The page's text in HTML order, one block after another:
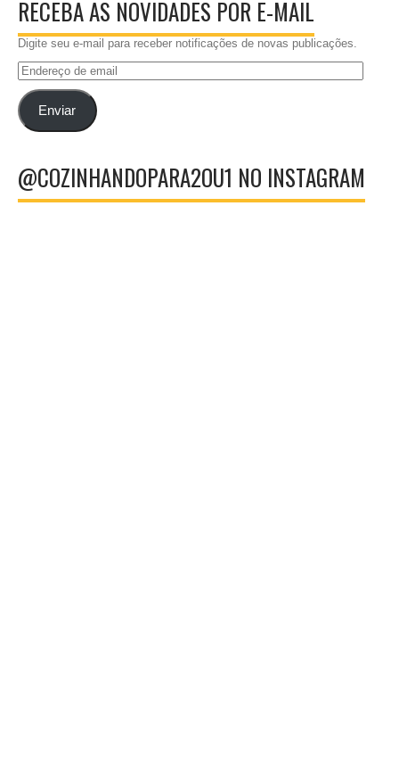
RECEBA AS NOVIDADES POR E-MAIL
Digite seu e-mail para receber notificações de novas publicações.
Endereço
emailEnviar
@COZINHANDOPARA2OU1 NO INSTAGRAM